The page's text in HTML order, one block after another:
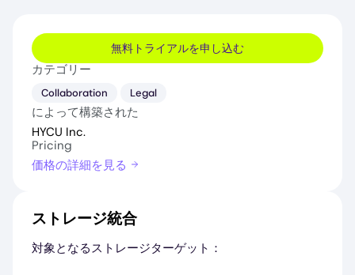
無料トライアルを申し込む
カテゴリー
Collaboration Legal
によって構築された
HYCU Inc.
Pricing
価格の詳細を見る
ストレージ統合
対象となるストレージターゲット：